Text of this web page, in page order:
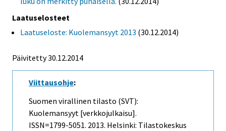
Laatuselosteet
Laatuseloste: Kuolemansyyt 2013 (30.12.2014)
Päivitetty 30.12.2014
Viittausohje:
Suomen virallinen tilasto (SVT):
Kuolemansyyt [verkkojulkaisu].
ISSN=1799-5051. 2013. Helsinki: Tilastokeskus